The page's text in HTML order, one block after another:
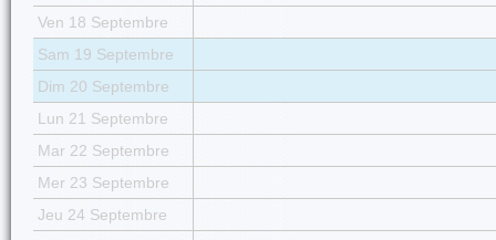
Ven 18 Septembre
Sam 19 Septembre
Dim 20 Septembre
Lun 21 Septembre
Mar 22 Septembre
Mer 23 Septembre
Jeu 24 Septembre